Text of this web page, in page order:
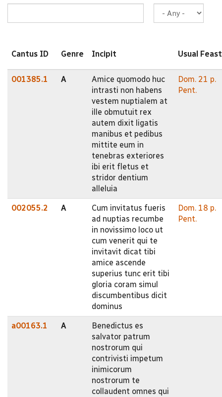
Cantus ID Genre Incipit Usual Feast
001385.1 A
Amice quomodo huc
intrasti non habens
vestem nuptialem at
ille obmutuit rex
autem dixit ligatis
manibus et pedibus
mittite eum in
tenebras exteriores
ibi erit fletus et
stridor dentium
alleluia
Dom. 21 p.
Pent.
002055.2 A
Cum invitatus fueris
ad nuptias recumbe
in novissimo loco ut
cum venerit qui te
invitavit dicat tibi
amice ascende
superius tunc erit tibi
gloria coram simul
discumbentibus dicit
dominus
Dom. 18 p.
Pent.
a00163.1 A
Benedictus es
salvator patrum
nostrorum qui
contrivisti impetum
inimicorum
nostrorum te
collaudent omnes qui